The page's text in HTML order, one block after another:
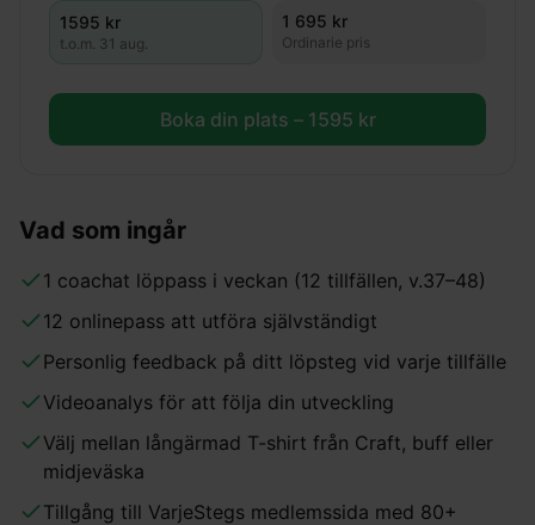
1595 kr
t.o.m. 31 aug.
1 695 kr
Ordinarie pris
Boka din plats – 1595 kr
Vad som ingår
1 coachat löppass i veckan (12 tillfällen, v.37–48)
12 onlinepass att utföra självständigt
Personlig feedback på ditt löpsteg vid varje tillfälle
Videoanalys för att följa din utveckling
Välj mellan långärmad T-shirt från Craft, buff eller
midjeväska
Tillgång till VarjeStegs medlemssida med 80+